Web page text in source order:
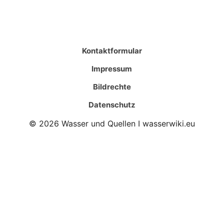
Kontaktformular
Impressum
Bildrechte
Datenschutz
© 2026 Wasser und Quellen I wasserwiki.eu